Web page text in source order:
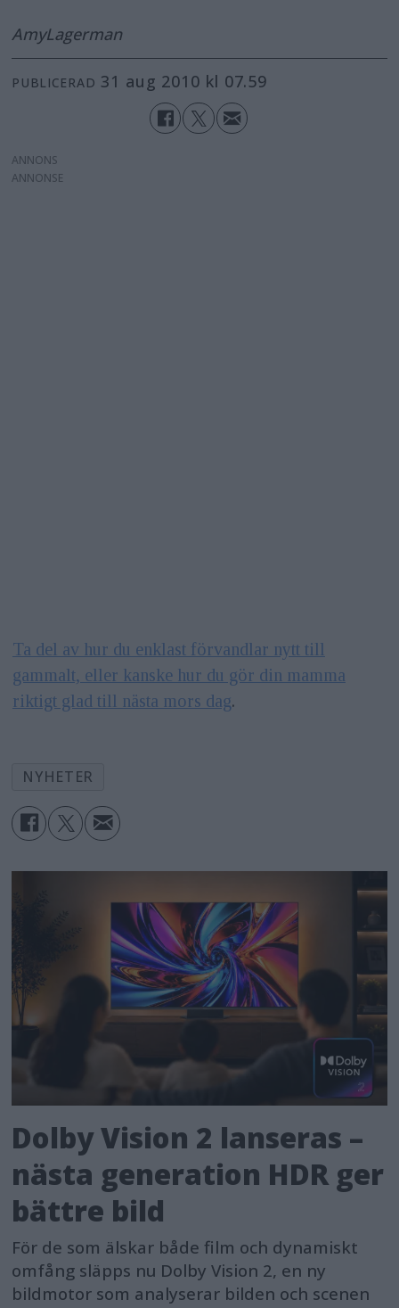
AmyLagerman
PUBLICERAD 31 aug 2010 kl 07.59
ANNONS
Ta del av hur du enklast förvandlar nytt till
gammalt, eller kanske hur du gör din mamma
riktigt glad till nästa mors dag.
NYHETER
Dolby Vision 2 lanseras –
nästa generation HDR ger
bättre bild
För de som älskar både film och dynamiskt
omfång släpps nu Dolby Vision 2, en ny
bildmotor som analyserar bilden och scenen